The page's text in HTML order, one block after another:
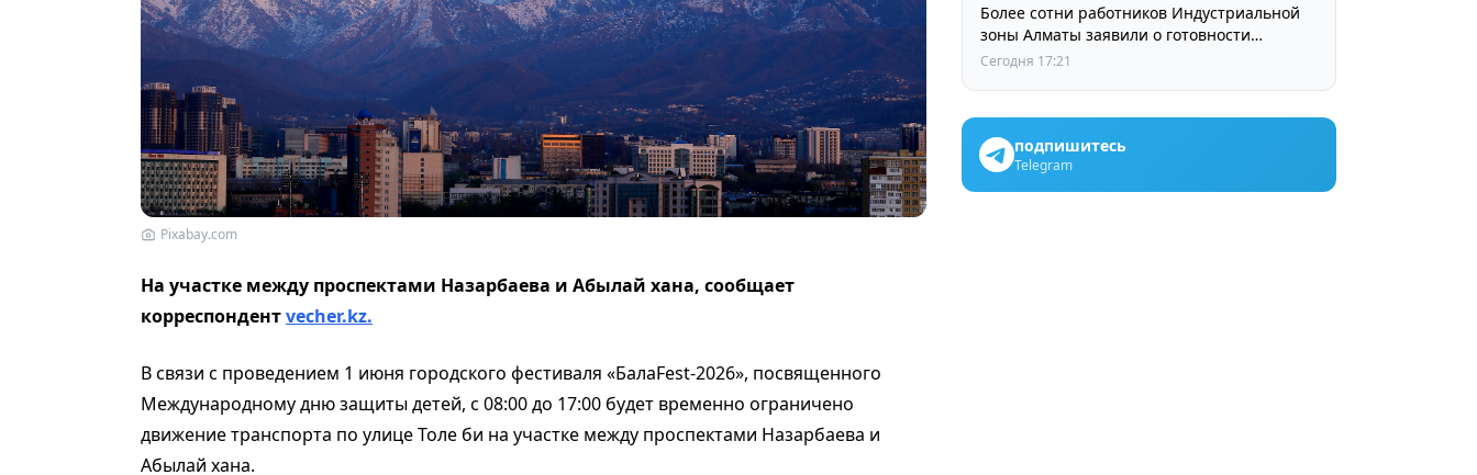
Pixabay.com
На участке между проспектами Назарбаева и Абылай хана, сообщает
корреспондентvecher.kz.
В связи с проведением 1 июня городского фестиваля «БалаFest-2026», посвященного
Международному дню защиты детей, с 08:00 до 17:00 будет временно ограничено
движение транспорта по улице Толе би на участке между проспектами Назарбаева и
Абылай хана.
Более сотни работников Индустриальной
зоны Алматы заявили о готовности
принять участие в выборах членов
Сегодня 17:21
подпишитесь
Telegram